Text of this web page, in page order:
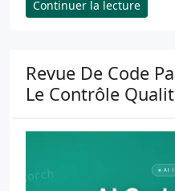
Continuer la lecture
Revue De Code
Le Contrôle